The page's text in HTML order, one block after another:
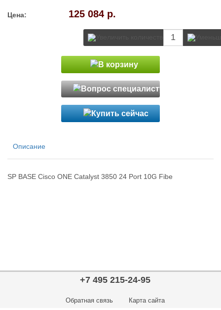
Цена: 125 084 р.
Описание
SP BASE Cisco ONE Catalyst 3850 24 Port 10G Fibe
+7 495 215-24-95
Обратная связь Карта сайта